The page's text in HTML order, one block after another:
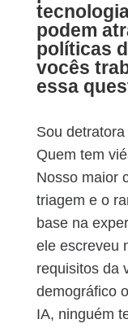
podem
políticas
vocês
essa
Sou
Quem tem
Nosso maior
triagem e o
base na
ele escreveu
requisitos da
demográfico
IA, ninguém